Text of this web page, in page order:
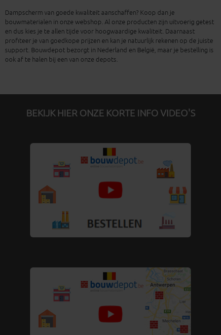
Dampscherm van goede kwaliteit aanschaffen? Koop dan je
bouwmaterialen in onze webshop. Al onze producten zijn uitvoerig getest
en dus kies je te allen tijde voor hoogwaardige kwaliteit. Daarnaast
profiteer je van goedkope prijzen en kan je natuurlijk rekenen op de juiste
support. Bouwdepot bezorgt in Nederland en België, maar je bestelling is
ook af te halen bij een van onze depots.
BEKIJK HIER ONZE KORTE INFO VIDEO'S